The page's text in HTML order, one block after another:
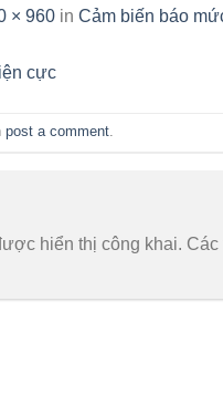
× 960 in Cảm biến báo
post a comment.
hiển thị công khai.